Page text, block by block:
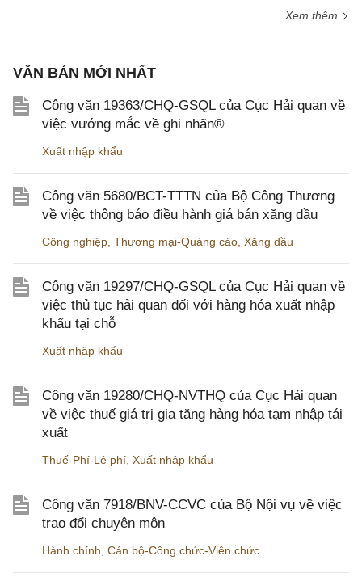
Xem thêm
VĂN BẢN MỚI NHẤT
Công văn 19363/CHQ-GSQL của Cục Hải quan về
việc vướng mắc về ghi nhãn®
Xuất nhập khẩu
Công văn 5680/BCT-TTTN của Bộ Công Thương
về việc thông báo điều hành giá bán xăng dầu
Công nghiệp Thương mại-Quảng cáo Xăng dầu
Công văn 19297/CHQ-GSQL của Cục Hải quan về
việc thủ tục hải quan đối với hàng hóa xuất nhập
khẩu tại chỗ
Xuất nhập khẩu
Công văn 19280/CHQ-NVTHQ của Cục Hải quan
về việc thuế giá trị gia tăng hàng hóa tạm nhập tái
xuất
Thuế-Phí-Lệ phí Xuất nhập khẩu
Công văn 7918/BNV-CCVC của Bộ Nội vụ về việc
trao đổi chuyên môn
Hành chính Cán bộ-Công chức-Viên chức